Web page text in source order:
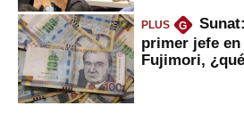
PLUS G
primer jefe
Fujimori,